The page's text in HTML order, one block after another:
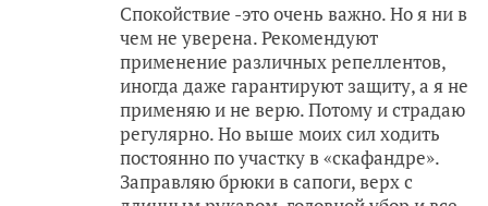
Спокойствие -это очень важно. Но я ни в
чем не уверена. Рекомендуют
применение различных репеллентов,
иногда даже гарантируют защиту, а я не
применяю и не верю. Потому и страдаю
регулярно. Но выше моих сил ходить
постоянно по участку в «скафандре».
Заправляю брюки в сапоги, верх с